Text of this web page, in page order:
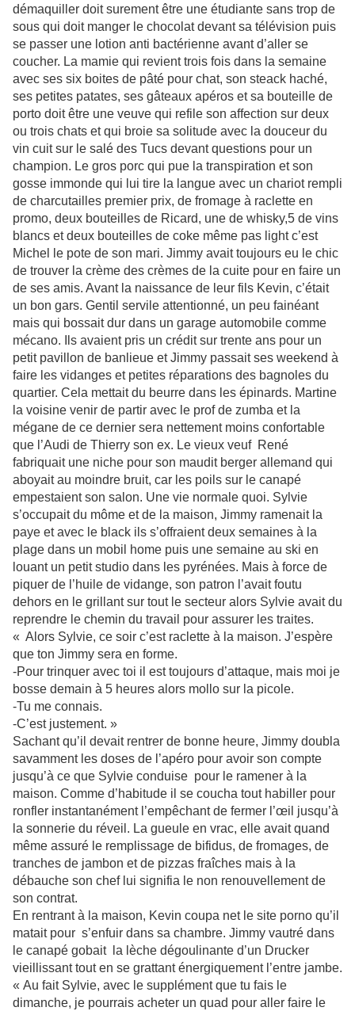
démaquiller doit surement être une étudiante sans trop de
sous qui doit manger le chocolat devant sa télévision puis
se passer une lotion anti bactérienne avant d’aller se
coucher. La mamie qui revient trois fois dans la semaine
avec ses six boites de pâté pour chat, son steack haché,
ses petites patates, ses gâteaux apéros et sa bouteille de
porto doit être une veuve qui refile son affection sur deux
ou trois chats et qui broie sa solitude avec la douceur du
vin cuit sur le salé des Tucs devant questions pour un
champion. Le gros porc qui pue la transpiration et son
gosse immonde qui lui tire la langue avec un chariot rempli
de charcutailles premier prix, de fromage à raclette en
promo, deux bouteilles de Ricard, une de whisky,5 de vins
blancs et deux bouteilles de coke même pas light c’est
Michel le pote de son mari. Jimmy avait toujours eu le chic
de trouver la crème des crèmes de la cuite pour en faire un
de ses amis. Avant la naissance de leur fils Kevin, c’était
un bon gars. Gentil servile attentionné, un peu fainéant
mais qui bossait dur dans un garage automobile comme
mécano. Ils avaient pris un crédit sur trente ans pour un
petit pavillon de banlieue et Jimmy passait ses weekend à
faire les vidanges et petites réparations des bagnoles du
quartier. Cela mettait du beurre dans les épinards. Martine
la voisine venir de partir avec le prof de zumba et la
mégane de ce dernier sera nettement moins confortable
que l’Audi de Thierry son ex. Le vieux veuf René
fabriquait une niche pour son maudit berger allemand qui
aboyait au moindre bruit, car les poils sur le canapé
empestaient son salon. Une vie normale quoi. Sylvie
s’occupait du môme et de la maison, Jimmy ramenait la
paye et avec le black ils s’offraient deux semaines à la
plage dans un mobil home puis une semaine au ski en
louant un petit studio dans les pyrénées. Mais à force de
piquer de l’huile de vidange, son patron l’avait foutu
dehors en le grillant sur tout le secteur alors Sylvie avait du
reprendre le chemin du travail pour assurer les traites.
« Alors Sylvie, ce soir c’est raclette à la maison. J’espère
que ton Jimmy sera en forme.
-Pour trinquer avec toi il est toujours d’attaque, mais moi je
bosse demain à 5 heures alors mollo sur la picole.
-Tu me connais.
-C’est justement. »
Sachant qu’il devait rentrer de bonne heure, Jimmy doubla
savamment les doses de l’apéro pour avoir son compte
jusqu’à ce que Sylvie conduise pour le ramener à la
maison. Comme d’habitude il se coucha tout habiller pour
ronfler instantanément l’empêchant de fermer l’œil jusqu’à
la sonnerie du réveil. La gueule en vrac, elle avait quand
même assuré le remplissage de bifidus, de fromages, de
tranches de jambon et de pizzas fraîches mais à la
débauche son chef lui signifia le non renouvellement de
son contrat.
En rentrant à la maison, Kevin coupa net le site porno qu’il
matait pour s’enfuir dans sa chambre. Jimmy vautré dans
le canapé gobait la lèche dégoulinante d’un Drucker
vieillissant tout en se grattant énergiquement l’entre jambe.
« Au fait Sylvie, avec le supplément que tu fais le
dimanche, je pourrais acheter un quad pour aller faire le